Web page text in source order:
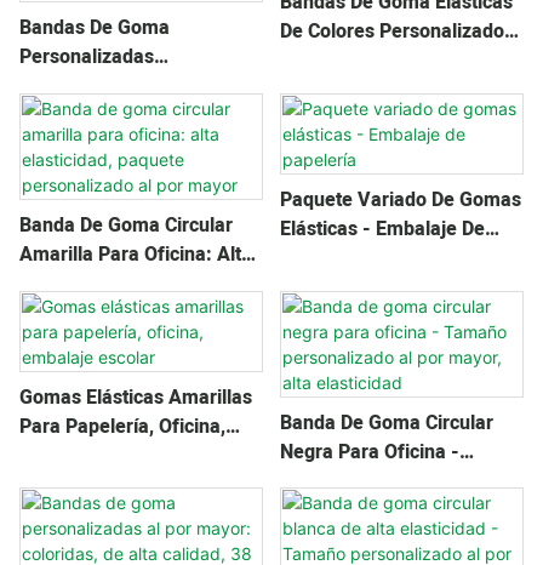
Bandas De Goma
Personalizadas
Profesionales: Tamaños
Variados, Servicio Oem
Odm, Elástico
De Colores Personalizados
Banda De Goma Circular
Amarilla Para Oficina: Alta
Personalizado Al Por Mayor
Paquete Variado De Gomas
Elásticas - Embalaje De
Gomas Elásticas Amarillas
Para Papelería, Oficina,
Banda De Goma Circular
Negra Para Oficina -
Tamaño Personalizado Al
Por Mayor, Alta Elasticidad